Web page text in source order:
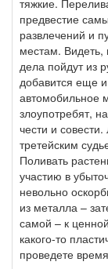
тяжкие.
предвестие
развлечений и
местам. Видеть,
дела пойдут из
добавится еще
автомобильное
злоупотребят,
чести и
третейским
Поливать
участию в
невольно
из металла –
самой – к
какого-то
проведете